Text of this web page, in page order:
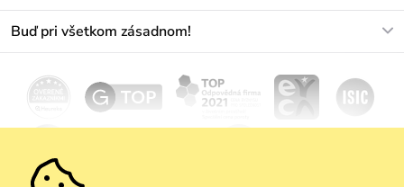
Materiály a údržba
Vrátenie a reklamácia
Darčekové poukazy
We Care
Vuchlook
Buď pri všetkom zásadnom!
Odoberať